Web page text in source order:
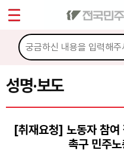
성명·보도
[취재요청] 노동자 참여
촉구 민주
마이페이지
소개
소식
공지사항
성명·보도